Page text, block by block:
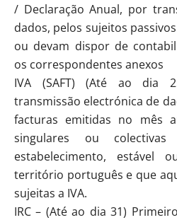
/ Declaração Anual, por
dados, pelos sujeitos
ou devam dispor de
os correspondentes anexos
IVA (SAFT) (Até ao dia
transmissão electrónica de
facturas emitidas no mês
singulares ou
estabelecimento, estável
território português e que
sujeitas a IVA.
IRC – (Até ao dia 31)